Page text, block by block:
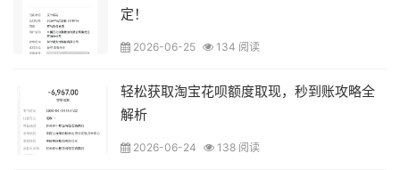
定！
2026-06-25 134 阅读
轻松获取淘宝花呗额度取现，秒到账攻略全
解析
2026-06-24 138 阅读